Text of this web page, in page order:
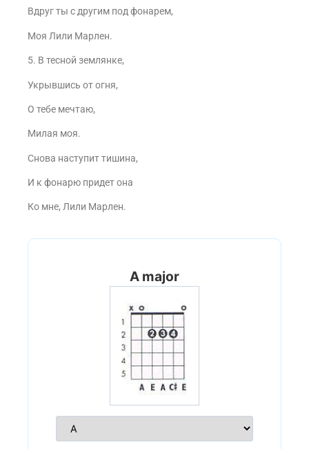
Вдруг ты с другим под фонарем,
Моя Лили Марлен.
5. В тесной землянке,
Укрывшись от огня,
О тебе мечтаю,
Милая моя.
Снова наступит тишина,
И к фонарю придет она
Ко мне, Лили Марлен.
A major